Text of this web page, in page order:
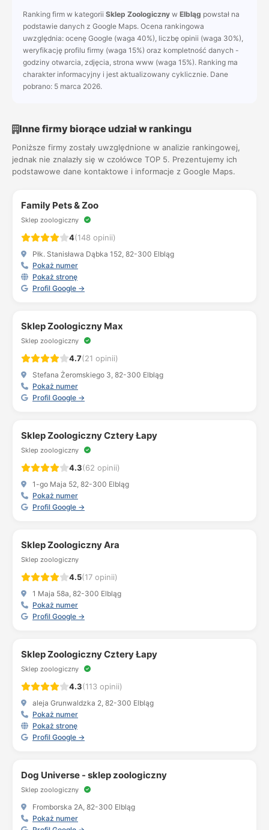
Ranking firm w kategorii Sklep Zoologiczny w Elbląg powstał na
podstawie danych z Google Maps. Ocena rankingowa
uwzględnia: ocenę Google (waga 40%), liczbę opinii (waga 30%),
weryfikację profilu firmy (waga 15%) oraz kompletność danych -
godziny otwarcia, zdjęcia, strona www (waga 15%). Ranking ma
charakter informacyjny i jest aktualizowany cyklicznie. Dane
pobrano: 5 marca 2026.
Inne firmy biorące udział w rankingu
Poniższe firmy zostały uwzględnione w analizie rankingowej,
jednak nie znalazły się w czołówce TOP 5. Prezentujemy ich
podstawowe dane kontaktowe i informacje z Google Maps.
Family Pets & Zoo
Sklep zoologiczny
4(148 opinii)
Płk. Stanisława Dąbka 152, 82-300 Elbląg
Pokaż numer
Pokaż stronę
Profil Google →
Sklep Zoologiczny Max
Sklep zoologiczny
4.7(21 opinii)
Stefana Żeromskiego 3, 82-300 Elbląg
Pokaż numer
Profil Google →
Sklep Zoologiczny Cztery Łapy
Sklep zoologiczny
4.3(62 opinii)
1-go Maja 52, 82-300 Elbląg
Pokaż numer
Profil Google →
Sklep Zoologiczny Ara
Sklep zoologiczny
4.5(17 opinii)
1 Maja 58a, 82-300 Elbląg
Pokaż numer
Profil Google →
Sklep Zoologiczny Cztery Łapy
Sklep zoologiczny
4.3(113 opinii)
aleja Grunwaldzka 2, 82-300 Elbląg
Pokaż numer
Pokaż stronę
Profil Google →
Dog Universe - sklep zoologiczny
Sklep zoologiczny
Fromborska 2A, 82-300 Elbląg
Pokaż numer